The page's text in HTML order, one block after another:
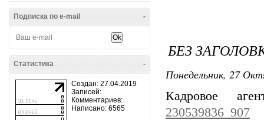
-
Подписка по e-mail
-
Статистика
Создан: 27.04.2019
Записей:
Комментариев:
Написано: 6565
БЕЗ
Понедельник, 27
Кадровое
230539836_907